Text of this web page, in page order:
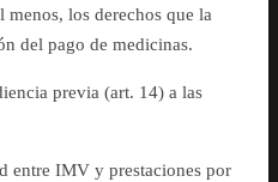
los derechos que la
del pago de medicinas.
previa (art. 14) a las
entre IMV y prestaciones por